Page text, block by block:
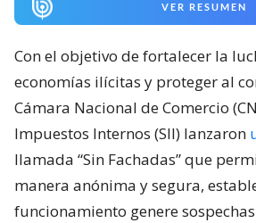
VER RESUMEN
Con el objetivo de fortalecer la
economías ilícitas y proteger al
Cámara Nacional de Comercio
Impuestos Internos (SII) lanzaron
llamada “Sin Fachadas” que
manera anónima y segura,
funcionamiento genere